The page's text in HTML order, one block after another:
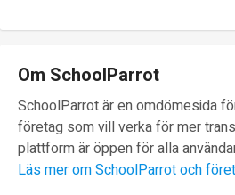
Om SchoolParrot
SchoolParrot är en omdömesida
företag som vill verka för mer
plattform är öppen för alla
Läs mer om SchoolParrot och